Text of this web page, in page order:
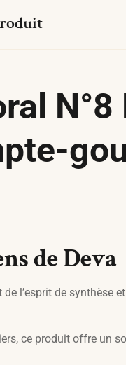
N°8
de Deva
l’esprit de synthèse
ce produit offre un